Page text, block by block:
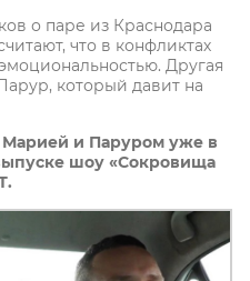
о паре из Краснодара
что в конфликтах
Другая
который давит на
Марией и Паруром уже в
шоу «Сокровища